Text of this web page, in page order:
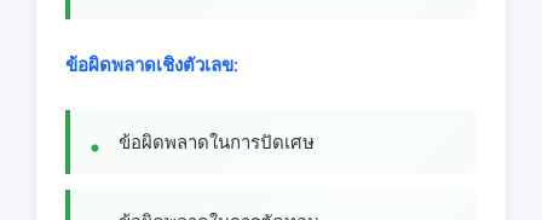
ข้อผิดพลาดเชิงตัวเลข:
ข้อผิดพลาดในการปัดเศษ